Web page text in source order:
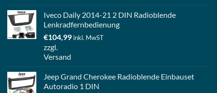
Iveco Daily 2014-21 2 DIN Radioblende
Lenkradfernbedienung
€104,99 inkl. MwST
zzgl.
Versand
Jeep Grand Cherokee Radioblende Einbauset
Autoradio 1 DIN